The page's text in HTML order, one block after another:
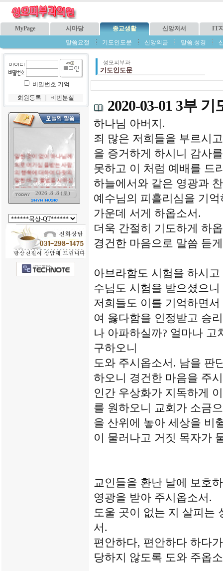
MyPage 시마당 종교생활 신앙저서
IT
말씀요절
기도인도문 신앙의글 말씀.성경
비밀번호 기억
회원등록
비번분실
성모피부과
기도인도문
2020-03-01 3부 기
하나님 아버지.
죄 많은 저희들을 부르시
을 증거하게 하시니 감사
못하고 이 처럼 예배를 드
하늘에서와 같은 영광과
예수님의 피흘리심을 기
가운데 서게 하옵소서.
더욱 간절히 기도하게 하
경건한 마음으로 말씀 듣
아브라함도 시험을 하시
수님도 시험을 받으셨으니
저희들도 이를 기억하면
여 옳다함을 인정받고 승
나 아파하실까? 얼마나
구하오니
도와 주시옵소서. 남을 판
하오니 경건한 마음을 주
인간 우상화가 지독하게
를 원하오니 교회가 소금
을 산위에 놓아 세상을 비
이 물러나고 거짓 목자가
교인들을 환난 날에 보호
영광을 받아 주시옵소서.
도울 곳이 없는 지 살피는
서.
편안하다, 편안하다 하다
당하지 않도록 도와 주옵